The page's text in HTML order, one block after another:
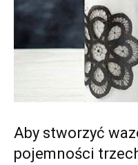
Aby stworzyć
pojemności